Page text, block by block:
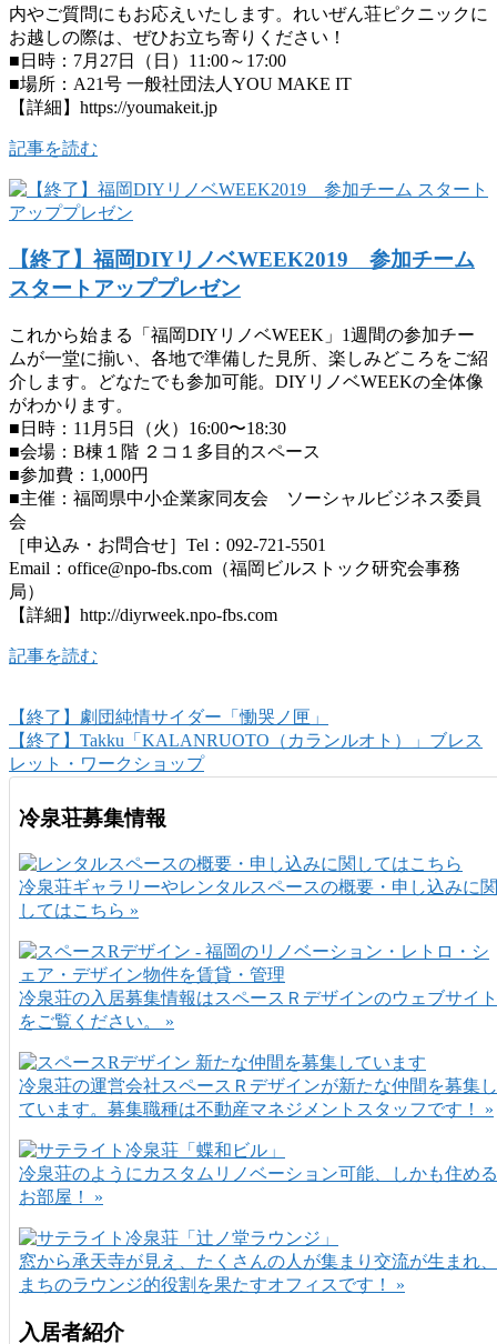
内やご質問にもお応えいたします。れいぜん荘ピクニックに
お越しの際は、ぜひお立ち寄りください！
■日時：7月27日（日）11:00～17:00
■場所：A21号 一般社団法人YOU MAKE IT
【詳細】https://youmakeit.jp
記事を読む
【終了】福岡DIYリノベWEEK2019 参加チーム
スタートアッププレゼン
これから始まる「福岡DIYリノベWEEK」1週間の参加チー
ムが一堂に揃い、各地で準備した見所、楽しみどころをご紹
介します。どなたでも参加可能。DIYリノベWEEKの全体像
がわかります。
■日時：11月5日（火）16:00〜18:30
■会場：B棟１階 ２コ１多目的スペース
■参加費：1,000円
■主催：福岡県中小企業家同友会 ソーシャルビジネス委員
会
［申込み・お問合せ］Tel：092-721-5501
Email：office@npo-fbs.com（福岡ビルストック研究会事務
局）
【詳細】http://diyrweek.npo-fbs.com
記事を読む
【終了】劇団純情サイダー「慟哭ノ匣」
【終了】Takku「KALANRUOTO（カランルオト）」ブレス
レット・ワークショップ
冷泉荘募集情報
冷泉荘ギャラリーやレンタルスペースの概要・申し込みに関
してはこちら »
冷泉荘の入居募集情報はスペースＲデザインのウェブサイト
をご覧ください。 »
冷泉荘の運営会社スペースＲデザインが新たな仲間を募集し
ています。募集職種は不動産マネジメントスタッフです！ »
冷泉荘のようにカスタムリノベーション可能、しかも住める
お部屋！ »
窓から承天寺が見え、たくさんの人が集まり交流が生まれ、
まちのラウンジ的役割を果たすオフィスです！ »
入居者紹介